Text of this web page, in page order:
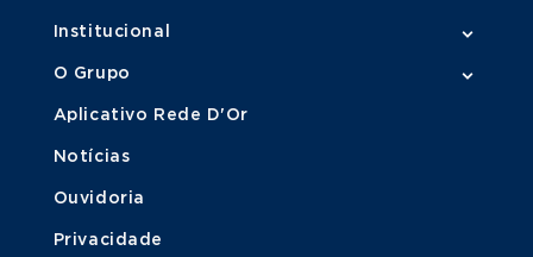
Institucional
O Grupo
Aplicativo Rede D'Or
Notícias
Ouvidoria
Privacidade